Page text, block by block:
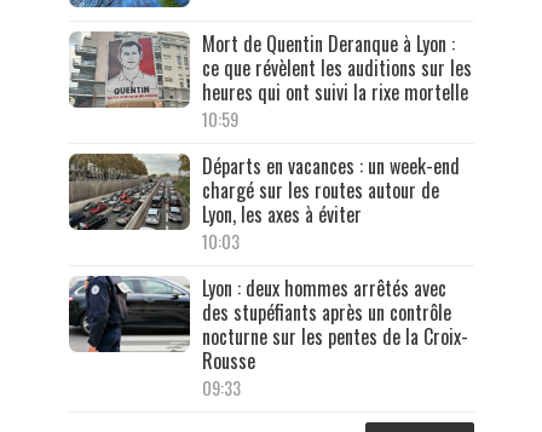
Mort de Quentin Deranque à Lyon :
ce que révèlent les auditions sur les
heures qui ont suivi la rixe mortelle
10:59
Départs en vacances : un week-end
chargé sur les routes autour de
Lyon, les axes à éviter
10:03
Lyon : deux hommes arrêtés avec
des stupéfiants après un contrôle
nocturne sur les pentes de la Croix-
Rousse
09:33